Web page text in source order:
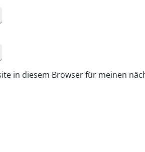
in diesem Browser für meinen